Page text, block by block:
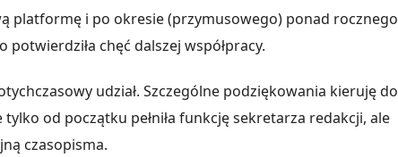
platformę i po okresie (przymusowego) ponad rocznego
potwierdziła chęć dalszej współpracy.
udział. Szczególne podziękowania kieruję do
od początku pełniła funkcję sekretarza redakcji, ale
czasopisma.